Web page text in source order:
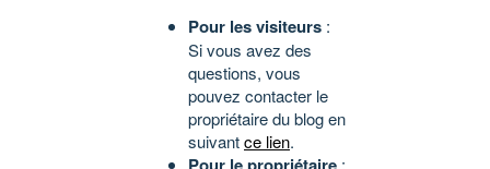
Pour les visiteurs :
Si vous avez des
questions, vous
pouvez contacter le
propriétaire du blog en
suivantce lien.
: